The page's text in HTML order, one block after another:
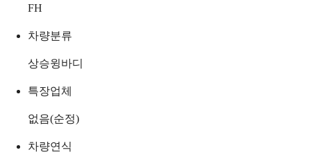
FH
차량분류
상승윙바디
특장업체
없음(순정)
차량연식